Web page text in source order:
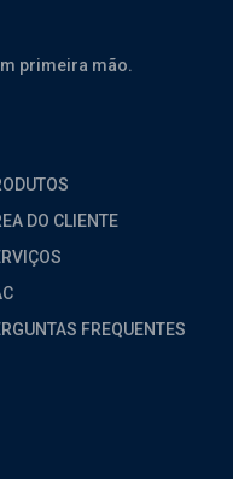
primeira mão.
DO CLIENTE
FREQUENTES